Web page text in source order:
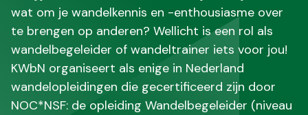
wat om je wandelkennis en -enthousiasme over
te brengen op anderen? Wellicht is een rol als
wandelbegeleider of wandeltrainer iets voor jou!
KWbN organiseert als enige in Nederland
wandelopleidingen die gecertificeerd zijn door
NOC*NSF: de opleiding Wandelbegeleider (niveau